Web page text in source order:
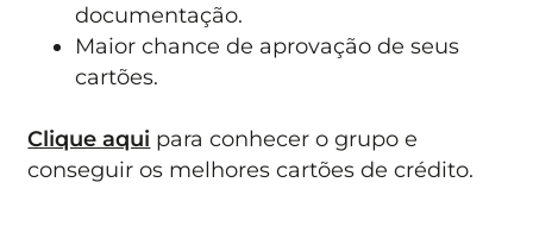
documentação.
Maior chance de aprovação de seus
cartões.
Clique aqui para conhecer o grupo e
conseguir os melhores cartões de crédito.